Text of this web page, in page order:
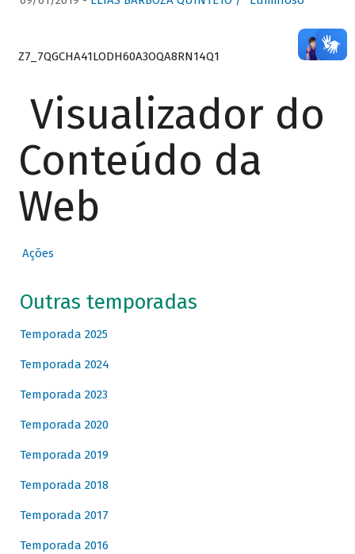
Z7_7QGCHA41LODH60A3OQA8RN14Q1
Visualizador do
Conteúdo da
Web
Ações
Outras temporadas
Temporada 2025
Temporada 2024
Temporada 2023
Temporada 2020
Temporada 2019
Temporada 2018
Temporada 2017
Temporada 2016